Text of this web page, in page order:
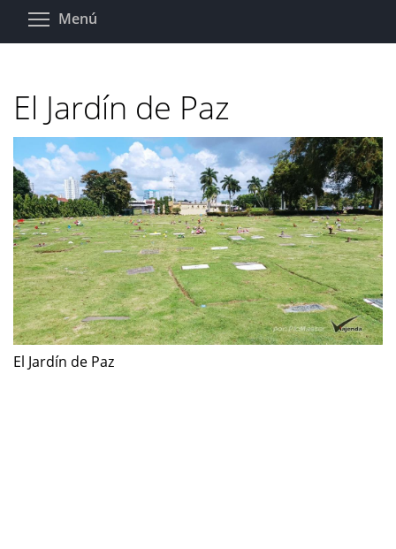
Pasar
Menú
El Jardín de Paz
El Jardín de Paz